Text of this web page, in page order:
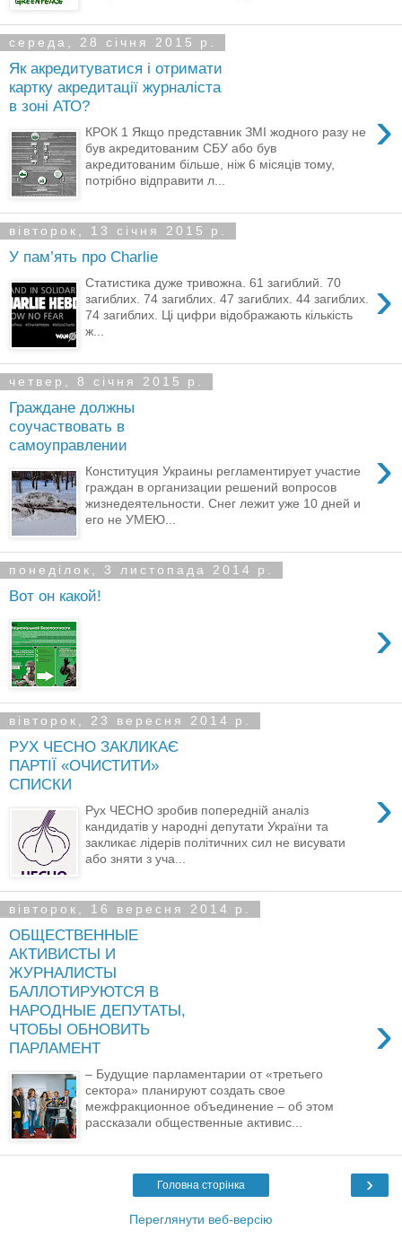
середа, 28 січня 2015 р.
Як акредитуватися і отримати
картку акредитації журналіста
в зоні АТО?
›
КРОК 1 Якщо представник ЗМІ жодного разу не
був акредитованим СБУ або був
акредитованим більше, ніж 6 місяців тому,
потрібно відправити л...
вівторок, 13 січня 2015 р.
У пам’ять про Charlie
›
Статистика дуже тривожна. 61 загиблий. 70
загиблих. 74 загиблих. 47 загиблих. 44 загиблих.
74 загиблих. Ці цифри відображають кількість
ж...
четвер, 8 січня 2015 р.
Граждане должны
соучаствовать в
самоуправлении
›
Конституция Украины регламентирует участие
граждан в организации решений вопросов
жизнедеятельности. Снег лежит уже 10 дней и
его не УМЕЮ...
понеділок, 3 листопада 2014 р.
Вот он какой!
›
вівторок, 23 вересня 2014 р.
РУХ ЧЕСНО ЗАКЛИКАЄ
ПАРТІЇ «ОЧИСТИТИ»
СПИСКИ
›
Рух ЧЕСНО зробив попередній аналіз
кандидатів у народні депутати України та
закликає лідерів політичних сил не висувати
або зняти з уча...
вівторок, 16 вересня 2014 р.
ОБЩЕСТВЕННЫЕ
АКТИВИСТЫ И
ЖУРНАЛИСТЫ
БАЛЛОТИРУЮТСЯ В
НАРОДНЫЕ ДЕПУТАТЫ,
ЧТОБЫ ОБНОВИТЬ
ПАРЛАМЕНТ
›
– Будущие парламентарии от «третьего
сектора» планируют создать свое
межфракционное объединение – об этом
рассказали общественные активис...
›
Головна сторінка
Переглянути веб-версію